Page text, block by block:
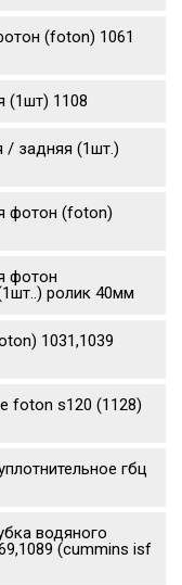
(foton) 1061
(1шт) 1108
/ задняя (1шт.)
фотон (foton)
фотон
ролик 40мм
1031,1039
foton s120 (1128)
гбц
водяного
(cummins isf